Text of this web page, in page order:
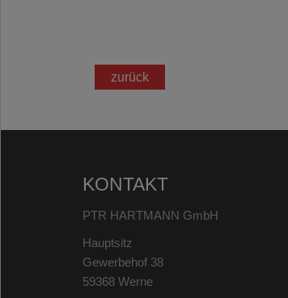
zurück
KONTAKT
PTR HARTMANN GmbH
Hauptsitz
Gewerbehof 38
59368 Werne